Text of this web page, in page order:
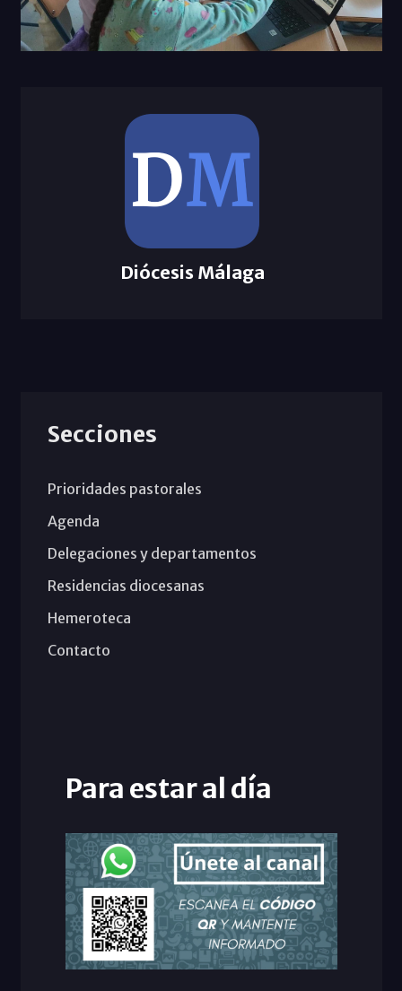
Diócesis Málaga
Secciones
Prioridades pastorales
Agenda
Delegaciones y departamentos
Residencias diocesanas
Hemeroteca
Contacto
Para estar al día